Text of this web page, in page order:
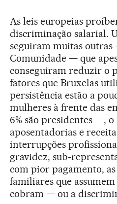
As leis europeias
discriminação salarial.
seguiram muitas outras
Comunidade — que
conseguiram reduzir o
fatores que Bruxelas
persistência estão a
mulheres à frente das
6% são presidentes —,
aposentadorias e
interrupções
gravidez, sub-
com pior pagamento,
familiares que
cobram — ou a